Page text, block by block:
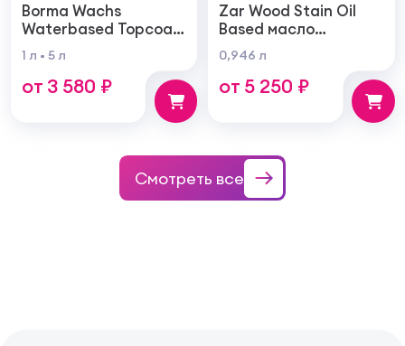
Borma Wachs
Waterbased Topcoat
Varnish For Parquet
Грунт для паркета на
водной основе для
внутренних работ
1 л 5 л
от 3 580 ₽
Zar Wood Stain Oil
Based масло
тонирующая по
дереву
0,946 л
от 5 250 ₽
Смотреть все